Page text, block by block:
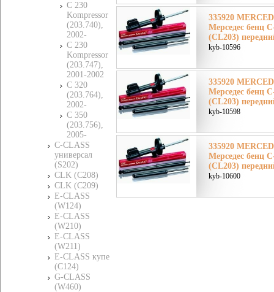
C 230
Kompressor
(203.740),
2002-
C 230
Kompressor
(203.747),
2001-2002
C 320
(203.764),
2002-
C 350
(203.756),
2005-
C-CLASS
универсал
(S202)
CLK (C208)
CLK (C209)
E-CLASS
(W124)
E-CLASS
(W210)
E-CLASS
(W211)
E-CLASS купе
(C124)
G-CLASS
(W460)
335920
Мерседес бенц
(CL203)
kyb-10596
335920
Мерседес бенц
(CL203)
kyb-10598
335920
Мерседес бенц
(CL203)
kyb-10600